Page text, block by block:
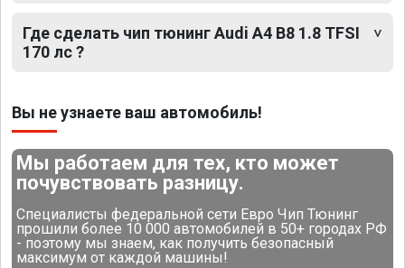
Где сделать чип тюнинг Audi A4 B8 1.8 TFSI
170 лс ?
Вы не узнаете ваш автомобиль!
Мы работаем для тех, кто может
почувствовать разницу.
Специалисты федеральной сети Евро Чип Тюнинг
прошили более 10 000 автомобилей в 50+ городах РФ
- поэтому мы знаем, как получить безопасный
максимум от каждой машины!